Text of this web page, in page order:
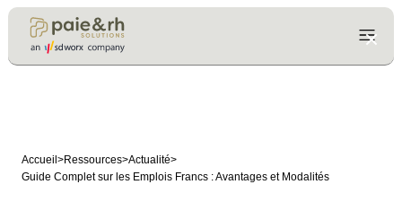
Accueil >Ressources>Actualité>
Guide Complet sur les Emplois Francs : Avantages et Modalités